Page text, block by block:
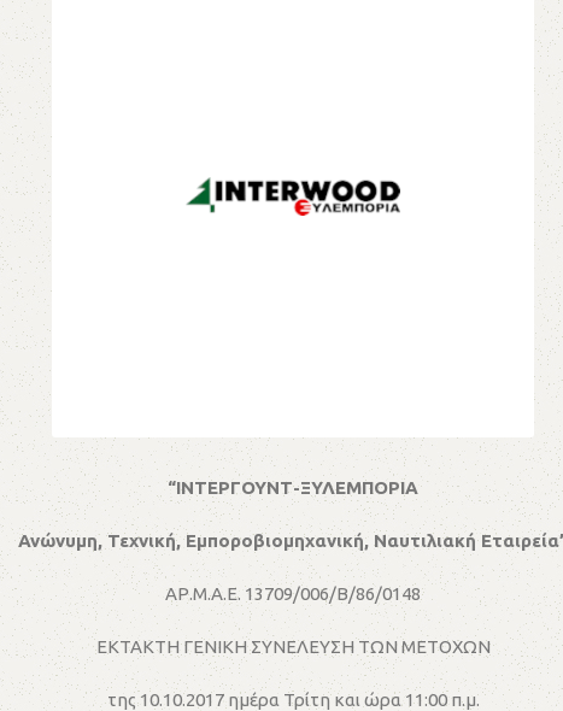
“ΙΝΤΕΡΓΟΥΝΤ-ΞΥΛΕΜΠΟΡΙΑ
Ανώνυμη, Τεχνική, Εμποροβιομηχανική, Ναυτιλιακή
AΡ.M.A.E. 13709/006/Β/86/0148
ΕΚΤΑΚΤΗ ΓΕΝΙΚΗ ΣΥΝΕΛΕΥΣΗ ΤΩΝ ΜΕΤΟΧΩΝ
της 10.10.2017 ημέρα Τρίτη και ώρα 11:00 π.μ.